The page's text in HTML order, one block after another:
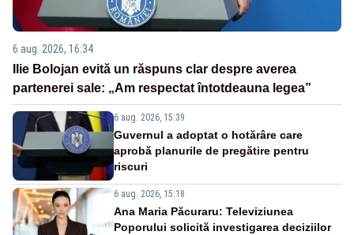
6 aug. 2026, 16:34
Ilie Bolojan evită un răspuns clar despre averea
partenerei sale: „Am respectat întotdeauna legea”
6 aug. 2026, 15:39
Guvernul a adoptat o hotărâre care
aprobă planurile de pregătire pentru
riscuri
6 aug. 2026, 15:18
Ana Maria Păcuraru: Televiziunea
Poporului solicită investigarea deciziilor